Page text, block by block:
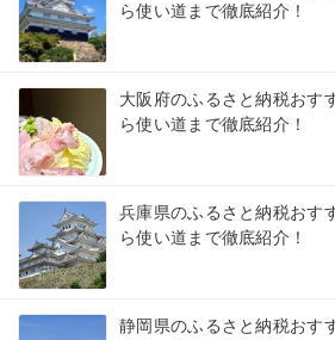
ら使い道まで徹底紹介！
大阪府のふるさと納税おす
ら使い道まで徹底紹介！
兵庫県のふるさと納税おす
ら使い道まで徹底紹介！
静岡県のふるさと納税おす